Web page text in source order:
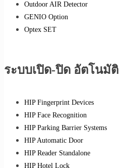
Outdoor AIR Detector
GENIO Option
Optex SET
ระบบเปิด-ปิด อัตโนมัติ
HIP Fingerprint Devices
HIP Face Recognition
HIP Parking Barrier Systems
HIP Automatic Door
HIP Reader Standalone
HIP Hotel Lock